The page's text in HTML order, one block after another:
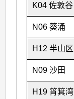
K04 佐敦谷
N06 葵涌
H12 半山区
N09 沙田
H19 筲箕湾